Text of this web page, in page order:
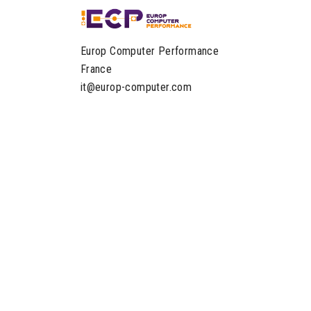
Europ Computer Performance
France
it@europ-computer.com